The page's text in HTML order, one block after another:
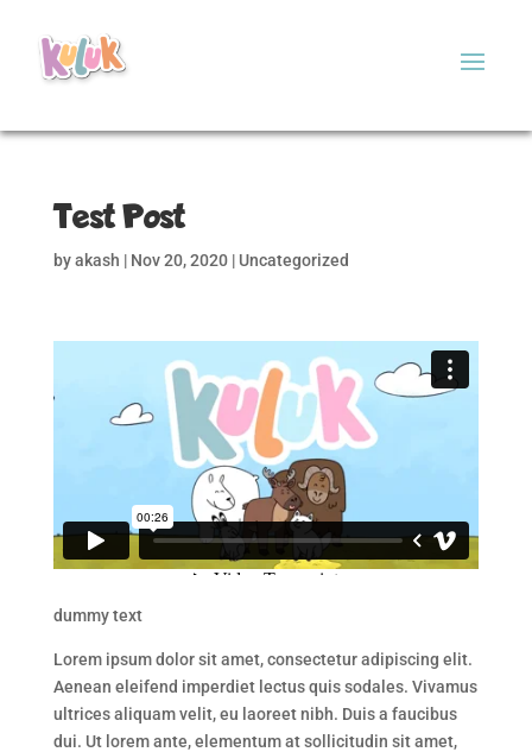
Test Post
byakash | Nov 20, 2020| Uncategorized
dummy text
Lorem ipsum dolor sit amet, consectetur adipiscing elit.
Aenean eleifend imperdiet lectus quis sodales. Vivamus
ultrices aliquam velit, eu laoreet nibh. Duis a faucibus
dui. Ut lorem ante, elementum at sollicitudin sit amet,